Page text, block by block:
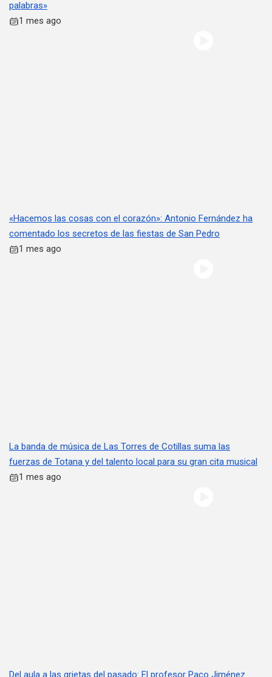
palabras»
1 mes ago
«Hacemos las cosas con el corazón»: Antonio Fernández ha
comentado los secretos de las fiestas de San Pedro
1 mes ago
La banda de música de Las Torres de Cotillas suma las
fuerzas de Totana y del talento local para su gran cita musical
1 mes ago
Del aula a las grietas del pasado: El profesor Paco Jiménez